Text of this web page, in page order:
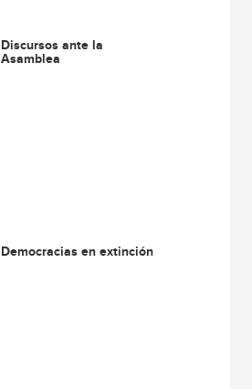
Discursos ante la
Asamblea
Democracias en extinción